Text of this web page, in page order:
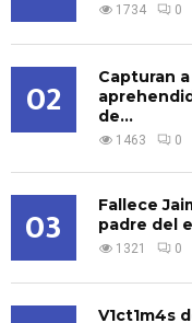
1734 0
02
Capturan
de...
1463 0
03
Fallece
padre del
1321 0
V1ct1m4s